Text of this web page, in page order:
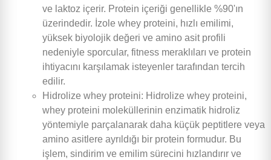
ve laktoz içerir. Protein içeriği genellikle %90'ın
üzerindedir. İzole whey proteini, hızlı emilimi,
yüksek biyolojik değeri ve amino asit profili
nedeniyle sporcular, fitness meraklıları ve protein
ihtiyacını karşılamak isteyenler tarafından tercih
edilir.
Hidrolize whey proteini: Hidrolize whey proteini,
whey proteini moleküllerinin enzimatik hidroliz
yöntemiyle parçalanarak daha küçük peptitlere veya
amino asitlere ayrıldığı bir protein formudur. Bu
işlem, sindirim ve emilim sürecini hızlandırır ve